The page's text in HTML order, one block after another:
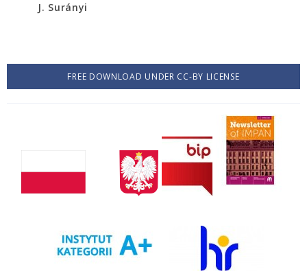
J. Surányi
FREE DOWNLOAD UNDER CC-BY LICENSE